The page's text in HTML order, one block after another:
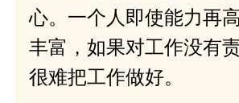
心。一个人即使能力再
丰富，如果对工作没有
很难把工作做好。